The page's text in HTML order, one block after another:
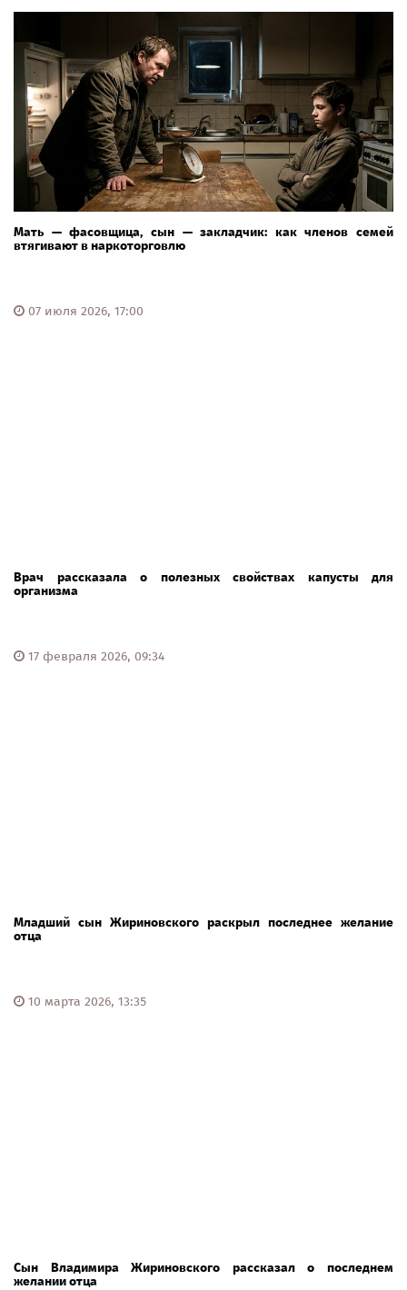
Мать — фасовщица, сын — закладчик: как членов семей
втягивают в наркоторговлю
07 июля 2026, 17:00
Врач рассказала о полезных свойствах капусты для
организма
17 февраля 2026, 09:34
Младший сын Жириновского раскрыл последнее желание
отца
10 марта 2026, 13:35
Сын Владимира Жириновского рассказал о последнем
желании отца